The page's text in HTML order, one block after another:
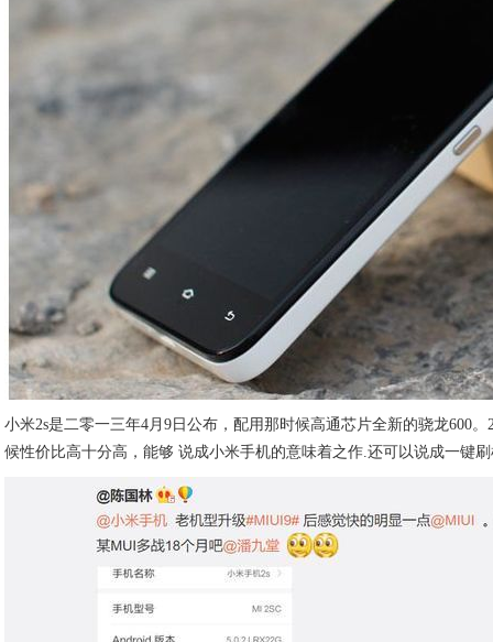
小米2s是二零一三年4月9日公布，配用那时候高通芯片全新的骁龙600
候性价比高十分高，能够 说成小米手机的意味着之作.还可以说成一键